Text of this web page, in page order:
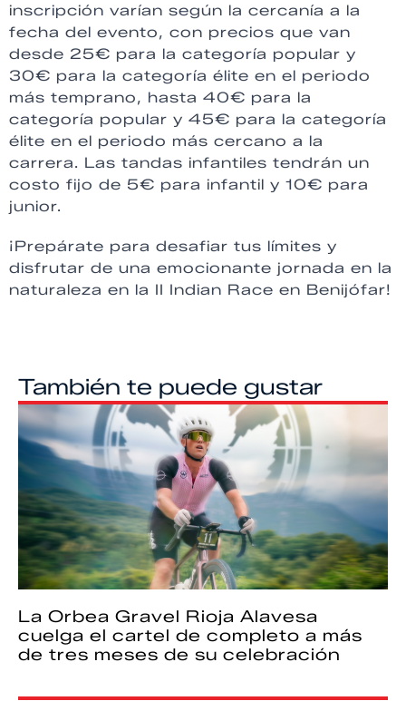
inscripción varían según la cercanía a la
fecha del evento, con precios que van
desde 25€ para la categoría popular y
30€ para la categoría élite en el periodo
más temprano, hasta 40€ para la
categoría popular y 45€ para la categoría
élite en el periodo más cercano a la
carrera. Las tandas infantiles tendrán un
costo fijo de 5€ para infantil y 10€ para
junior.
¡Prepárate para desafiar tus límites y
disfrutar de una emocionante jornada en la
naturaleza en la II Indian Race en Benijófar!
También te puede gustar
La Orbea Gravel Rioja Alavesa
cuelga el cartel de completo a más
de tres meses de su celebración